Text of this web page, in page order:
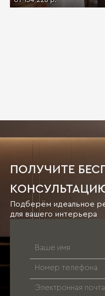
ПОЛУЧИТЕ
Подберём идеальное
для вашего интерьера